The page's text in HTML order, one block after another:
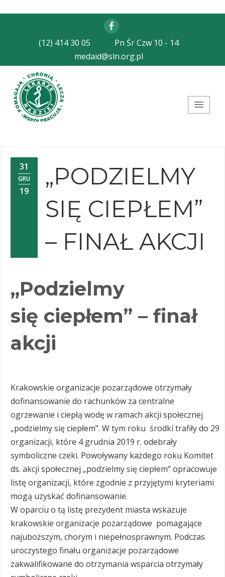
Facebook
(12) 414 30 05
Pn Śr Czw 10 - 14
medaid@sln.org.pl
31
GRU
19
„PODZIELMY
SIĘ CIEPŁEM”
– FINAŁ AKCJI
„Podzielmy
się ciepłem” – finał
akcji
Krakowskie organizacje pozarządowe otrzymały
dofinansowanie do rachunków za centralne
ogrzewanie i ciepłą wodę w ramach akcji społecznej
„podzielmy się ciepłem”. W tym roku środki trafiły do 29
organizacji, które 4 grudnia 2019 r. odebrały
symboliczne czeki. Powoływany każdego roku Komitet
ds. akcji społecznej „podzielmy się ciepłem‘’ opracowuje
listę organizacji, które zgodnie z przyjętymi kryteriami
mogą uzyskać dofinansowanie.
W oparciu o tą listę prezydent miasta wskazuje
krakowskie organizacje pozarządowe pomagające
najuboższym, chorym i niepełnosprawnym. Podczas
uroczystego finału organizacje pozarządowe
zakwalifikowane do otrzymania wsparcia otrzymały